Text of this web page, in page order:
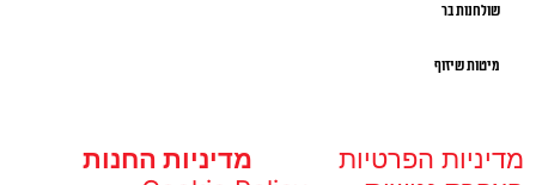
שולחנות בר
מיטות שיזוף
מדיניות הפרטיות
מדיניות החנות